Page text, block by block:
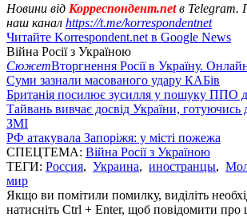
Новини від Корреспондент.netв Telegram.
наш канал https://t.me/korrespondentnet
Читайте Korrespondent.net в Google News
Війна Росії з Україною
СюжетВторгнення Росії в Україну.
Суми зазнали масованого удару КАБів
Британія посилює зусилля у пошуку ППО
Тайвань вивчає досвід України, готуючись
ЗМІ
РФ атакувала Запоріжя: у місті пожежа
СПЕЦТЕМА: Війна Росії з Україною
ТЕГИ: Россия, Украина, иностранцы,
мир
Якщо ви помітили помилку, виділіть
натисніть Ctrl + Enter, щоб повідомити про